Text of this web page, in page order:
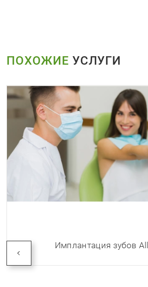
ПОХОЖИЕ УСЛУГИ
Имплантация зубов